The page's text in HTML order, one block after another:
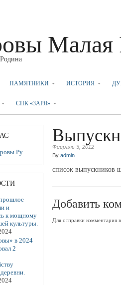
Малая
ПАМЯТНИКИ ИСТОРИЯ
СПК «ЗАРЯ»
и
к мощному
культуры.
в 2024
2
Февраль 3, 2012
By admin
список выпускников
Добавить
Для отправки